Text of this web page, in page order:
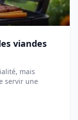
viandes
mais
servir une